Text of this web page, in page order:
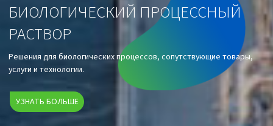
БИОЛОГИЧЕСКИЙ ПРОЦЕССНЫЙ
РАСТВОР
Решения для биологических процессов, сопутствующие товары,
услуги и технологии.
УЗНАТЬ БОЛЬШЕ